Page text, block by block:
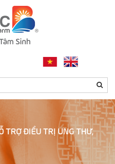
TRỢ ĐIỀU TRỊ UNG THƯ,